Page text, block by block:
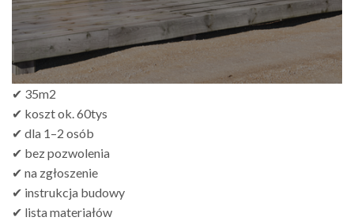
✔ 35m2
✔ koszt ok. 60tys
✔ dla 1–2 osób
✔ bez pozwolenia
✔ na zgłoszenie
✔ instrukcja budowy
✔ lista materiałów